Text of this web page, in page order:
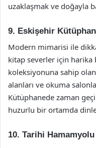
uzaklaşmak ve doğayla
9. Eskişehir
Modern mimarisi ile
kitap severler için harika
koleksiyonuna sahip
alanları ve okuma
Kütüphanede zaman
huzurlu bir ortamda
10. Tarihi